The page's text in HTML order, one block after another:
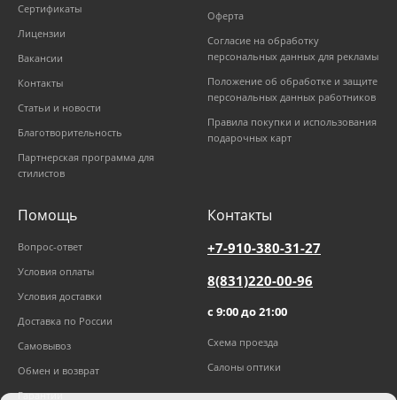
Сертификаты
Лицензии
Вакансии
Контакты
Статьи и новости
Благотворительность
Партнерская программа для
стилистов
Оферта
Согласие на обработку
персональных данных для рекламы
Положение об обработке и защите
персональных данных работников
Правила покупки и использования
подарочных карт
Помощь
Вопрос-ответ
Условия оплаты
Условия доставки
Доставка по России
Самовывоз
Обмен и возврат
Гарантии
Контакты
+7-910-380-31-27
8(831)220-00-96
с 9:00 до 21:00
Схема проезда
Салоны оптики